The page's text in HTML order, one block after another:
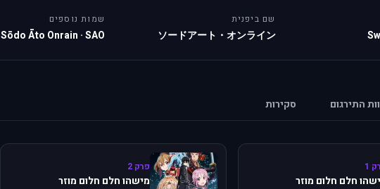
שם ביפנית
ソードアート・オンライン
שמות נוספים
Sōdo Āto Onrain ·SAO
התירגום סקירות
1
חלם חלום מוזר
פרק 2
מישהו חלם חלום מוזר